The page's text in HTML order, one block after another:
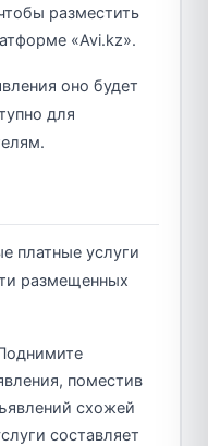
разместить
«Avi.kz».
оно будет
для
платные услуги
размещенных
поместив
схожей
составляет